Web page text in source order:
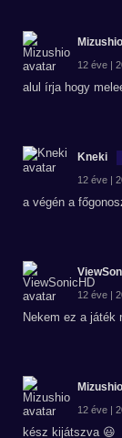
Mizushio
12 éve |
alul írja hogy
Kneki
12 éve |
a végén a
12 éve |
Nekem ez a játék
Mizushio
12 éve |
kész kijátszva 😃